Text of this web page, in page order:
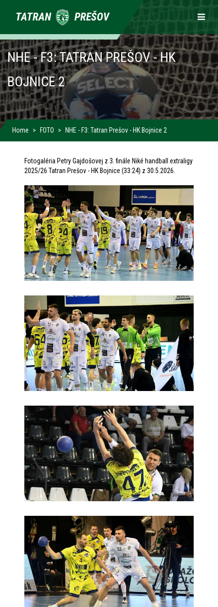
TATRAN PREŠOV
Primárne
odkazy
NHE - F3: TATRAN PREŠOV - HK
BOJNICE 2
Home FOTO NHE - F3: Tatran Prešov - HK Bojnice 2
Fotogaléria Petry Gajdošovej z 3. finále Niké handball extraligy
2025/26 Tatran Prešov - HK Bojnice (33:24) z 30.5.2026.